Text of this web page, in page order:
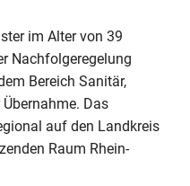
im Alter von 39
Nachfolgeregelung
Bereich Sanitär,
Das
auf den Landkreis
Raum Rhein-